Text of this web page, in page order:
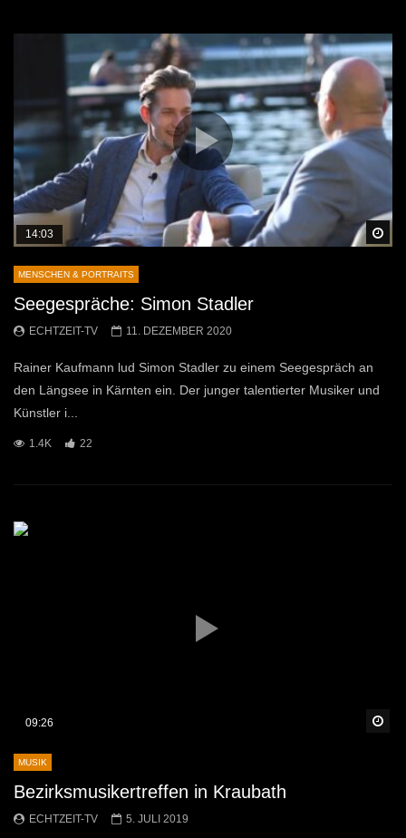
14:03
MENSCHEN & PORTRAITS
Seegespräche: Simon Stadler
ECHTZEIT-TV 11. DEZEMBER 2020
Rainer Kaufmann lud Simon Stadler zu einem Seegespräch an
den Längsee in Kärnten ein. Der junger talentierter Musiker und
Künstler i...
1.4K 22
09:26
MUSIK
Bezirksmusikertreffen in Kraubath
ECHTZEIT-TV 5. JULI 2019